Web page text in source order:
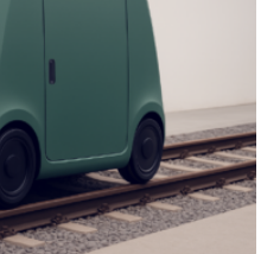
es, Entwicklungskosten zu
in eine nachhaltige
Bundesministerium für
Raumfahrt fördert das
von drei Jahren mit
der FH Kiel…